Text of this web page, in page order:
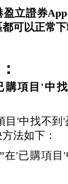
盈立證券
都可以正常下
購項目'中
目'中找不到
法如下：
在'已購項目